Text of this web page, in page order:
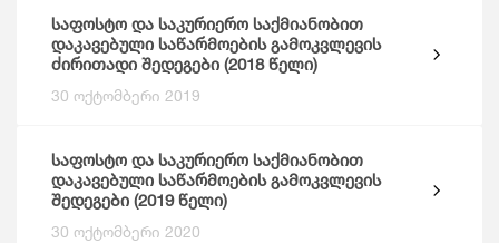
საფოსტო და საკურიერო საქმიანობით
დაკავებული საწარმოების გამოკვლევის
ძირითადი შედეგები (2018 წელი)
30 ოქტომბერი 2019
საფოსტო და საკურიერო საქმიანობით
დაკავებული საწარმოების გამოკვლევის
შედეგები (2019 წელი)
30 ოქტომბერი 2020